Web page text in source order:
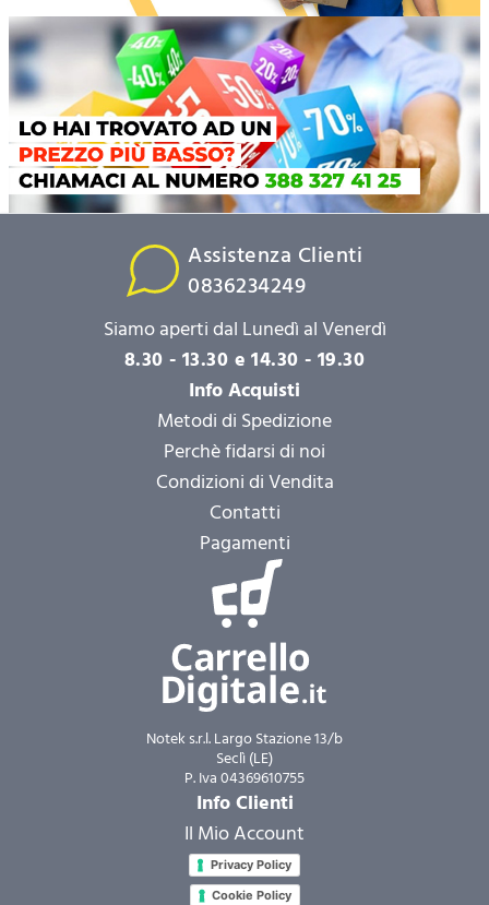
Assistenza Clienti
0836234249
Siamo aperti dal Lunedì al Venerdì
8.30 - 13.30 e 14.30 - 19.30
Info Acquisti
Metodi di Spedizione
Perchè fidarsi di noi
Condizioni di Vendita
Contatti
Pagamenti
Notek s.r.l. Largo Stazione 13/b
Seclì (LE)
P. Iva 04369610755
Info Clienti
Il Mio Account
Privacy Policy
Cookie Policy